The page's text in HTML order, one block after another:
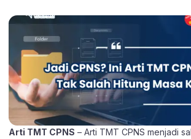
Arti TMT CPNS – Arti TMT CPNS menjadi